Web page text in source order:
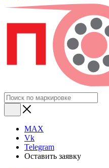
MAX
Vk
Telegram
Оставить заявку